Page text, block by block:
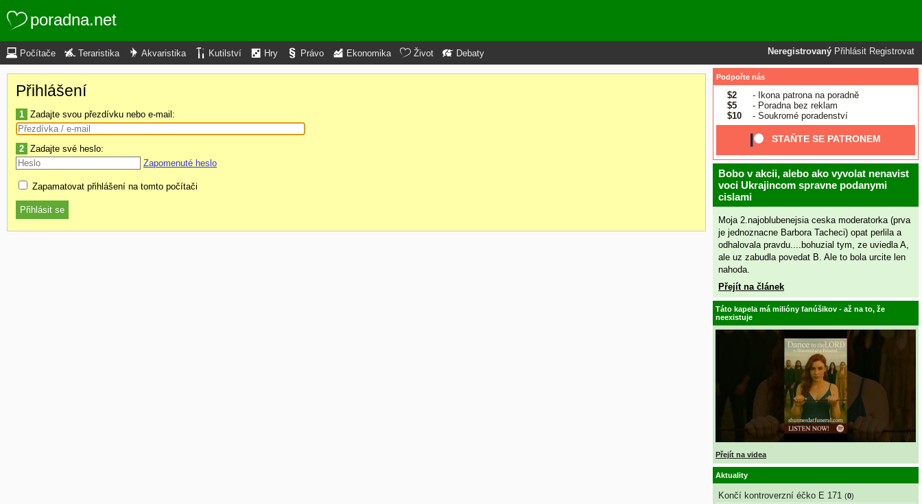
poradna.net
Neregistrovaný Přihlásit Registrovat
Počítače Teraristika Akvaristika Kutilství Hry Právo Ekonomika Život Debaty
Přihlášení
1 Zadajte svou přezdívku nebo e-mail:
2 Zadajte své heslo:
Zapomenuté heslo
Zapamatovat přihlášení na tomto počítači
Podpořte nás
$2
- Ikona patrona na poradně
$5
- Poradna bez reklam
$10
- Soukromé poradenství
STAŇTE SE PATRONEM
Bobo v akcii, alebo ako vyvolat nenavist
voci Ukrajincom spravne podanymi
cislami
Moja 2.najoblubenejsia ceska moderatorka (prva
je jednoznacne Barbora Tacheci) opat perlila a
odhalovala pravdu....bohuzial tym, ze uviedla A,
ale uz zabudla povedat B. Ale to bola urcite len
nahoda.
Přejít na článek
Táto kapela má milióny fanúšikov - až na to, že
neexistuje
Přejít na videa
Aktuality
Končí kontroverzní éčko E 171 (0)